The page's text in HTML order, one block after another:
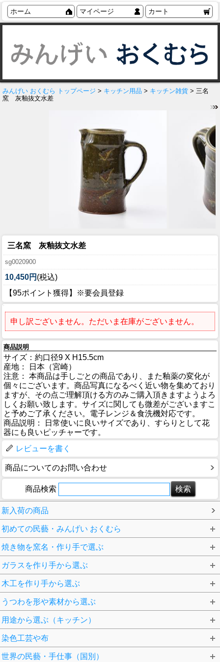
ホーム マイページ カート
みんげい おくむら トップページ > キッチン用品 > キッチン雑貨 > 三名
窯 灰釉抜文水差
三名窯 灰釉抜文水差
sg0020900
10,450円 (税込)
【95ポイント獲得】※要会員登録
申し訳ございません。ただいま在庫がございません。
商品説明
サイズ：約口径9 X H15.5cm
産地： 日本（宮崎）
注意： 本商品は手しごとの商品であり、また釉薬の変化が
個々にございます。商品写真になるべく近い物を集めており
ますが、その点ご理解頂ける方のみご購入頂きますようよろ
しくお願い致します。サイズに関しても微差がございますこ
と予めご了承ください。電子レンジ＆食洗機対応です。
商品説明： 日常使いに良いサイズであり、すらりとして花
器にも良いピッチャーです。
レビューを書く
商品についてのお問い合わせ
商品検索
新入荷の商品
初めての民藝・みんげい おくむら
焼き物を窯名・作り手で選ぶ
ガラスを作り手から選ぶ
木工を作り手から選ぶ
うつわを形や素材から選ぶ
用途から選ぶ（キッチン）
染色工芸や布
世界の民藝・手仕事（国別）